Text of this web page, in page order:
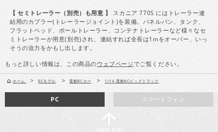
【 セミトレーラー（別売）も用意 】
スカニア 770S にはトレーラー連
結用のカプラー(トレーラージョイント)を装備。パネルバン、タンク、
フラットベッド、ポールトレーラー、コンテナトレーラーなど様々なセ
ミトレーラーが用意(別売)され、連結すれば全長は1mをオーバー、いっ
そうの迫力をかもし出します。
もっと詳しい情報は、この商品のウェブページでご覧ください。
ホーム > RCモデル > 電動RCカー > 1/14 電動RCビッグトラック
スマートフォン
PC